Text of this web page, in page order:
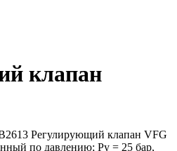
клапан
Регулирующий клапан VFG
по давлению; Ру = 25 бар,